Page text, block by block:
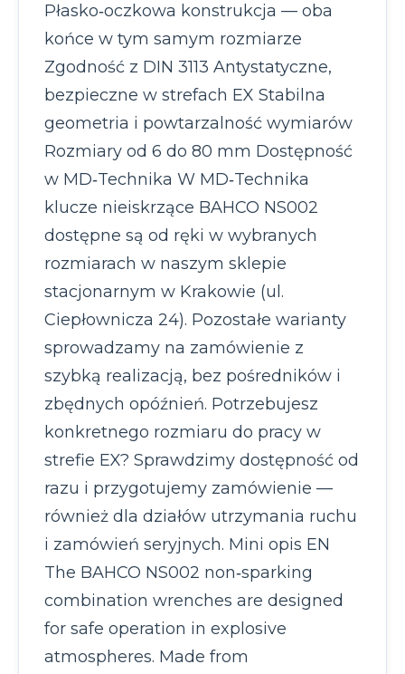
Płasko‑oczkowa konstrukcja — oba
końce w tym samym rozmiarze
Zgodność z DIN 3113 Antystatyczne,
bezpieczne w strefach EX Stabilna
geometria i powtarzalność wymiarów
Rozmiary od 6 do 80 mm Dostępność
w MD‑Technika W MD‑Technika
klucze nieiskrzące BAHCO NS002
dostępne są od ręki w wybranych
rozmiarach w naszym sklepie
stacjonarnym w Krakowie (ul.
Ciepłownicza 24). Pozostałe warianty
sprowadzamy na zamówienie z
szybką realizacją, bez pośredników i
zbędnych opóźnień. Potrzebujesz
konkretnego rozmiaru do pracy w
strefie EX? Sprawdzimy dostępność od
razu i przygotujemy zamówienie —
również dla działów utrzymania ruchu
i zamówień seryjnych. Mini opis EN
The BAHCO NS002 non‑sparking
combination wrenches are designed
for safe operation in explosive
atmospheres. Made from